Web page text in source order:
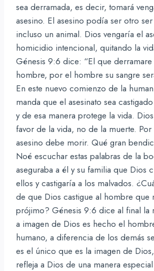
sea derramada, es decir, tomará
asesino. El asesino podía ser otro
incluso un animal. Dios vengaría el
homicidio intencional, quitando la
Génesis 9:6 dice: “El que derramare
hombre, por el hombre su sangre
En este nuevo comienzo de la
manda que el asesinato sea
y de esa manera protege la vida.
favor de la vida, no de la muerte.
asesino debe morir. Qué gran
Noé escuchar estas palabras de la
aseguraba a él y su familia que Dios
ellos y castigaría a los malvados.
de que Dios castigue al hombre que
prójimo? Génesis 9:6 dice al final la
a imagen de Dios es hecho el
humano, a diferencia de los demás
es el único que es la imagen de
refleja a Dios de una manera